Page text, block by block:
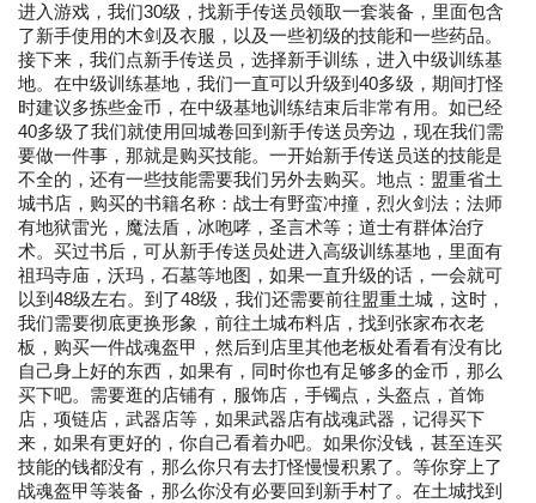
进入游戏，我们30级，找新手传送员领取一套装备，里面包含
了新手使用的木剑及衣服，以及一些初级的技能和一些药品。
接下来，我们点新手传送员，选择新手训练，进入中级训练基
地。在中级训练基地，我们一直可以升级到40多级，期间打怪
时建议多拣些金币，在中级基地训练结束后非常有用。如已经
40多级了我们就使用回城卷回到新手传送员旁边，现在我们需
要做一件事，那就是购买技能。一开始新手传送员送的技能是
不全的，还有一些技能需要我们另外去购买。地点：盟重省土
城书店，购买的书籍名称：战士有野蛮冲撞，烈火剑法；法师
有地狱雷光，魔法盾，冰咆哮，圣言术等；道士有群体治疗
术。买过书后，可从新手传送员处进入高级训练基地，里面有
祖玛寺庙，沃玛，石墓等地图，如果一直升级的话，一会就可
以到48级左右。到了48级，我们还需要前往盟重土城，这时，
我们需要彻底更换形象，前往土城布料店，找到张家布衣老
板，购买一件战魂盔甲，然后到店里其他老板处看看有没有比
自己身上好的东西，如果有，同时你也有足够多的金币，那么
买下吧。需要逛的店铺有，服饰店，手镯点，头盔点，首饰
店，项链店，武器店等，如果武器店有战魂武器，记得买下
来，如果有更好的，你自己看着办吧。如果你没钱，甚至连买
技能的钱都没有，那么你只有去打怪慢慢积累了。等你穿上了
战魂盔甲等装备，那么你没有必要回到新手村了。在土城找到